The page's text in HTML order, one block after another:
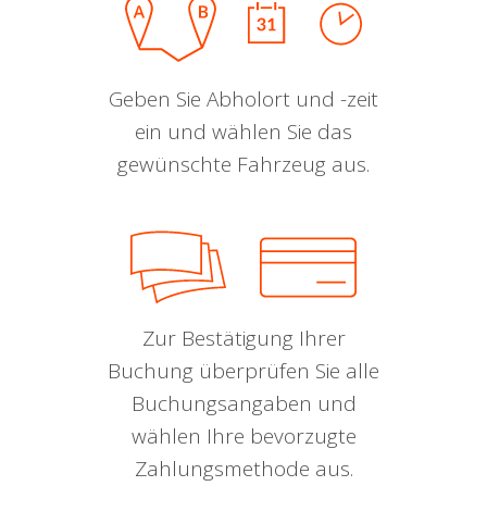
Geben Sie Abholort und -zeit
ein und wählen Sie das
gewünschte Fahrzeug aus.
Zur Bestätigung Ihrer
Buchung überprüfen Sie alle
Buchungsangaben und
wählen Ihre bevorzugte
Zahlungsmethode aus.